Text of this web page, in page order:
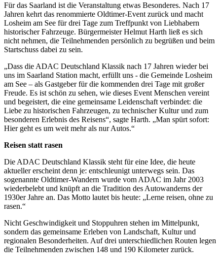
Für das Saarland ist die Veranstaltung etwas Besonderes. Nach 17
Jahren kehrt das renommierte Oldtimer-Event zurück und macht
Losheim am See für drei Tage zum Treffpunkt von Liebhabern
historischer Fahrzeuge. Bürgermeister Helmut Harth ließ es sich
nicht nehmen, die Teilnehmenden persönlich zu begrüßen und beim
Startschuss dabei zu sein.
„Dass die ADAC Deutschland Klassik nach 17 Jahren wieder bei
uns im Saarland Station macht, erfüllt uns - die Gemeinde Losheim
am See – als Gastgeber für die kommenden drei Tage mit großer
Freude. Es ist schön zu sehen, wie dieses Event Menschen vereint
und begeistert, die eine gemeinsame Leidenschaft verbindet: die
Liebe zu historischen Fahrzeugen, zu technischer Kultur und zum
besonderen Erlebnis des Reisens“, sagte Harth. „Man spürt sofort:
Hier geht es um weit mehr als nur Autos.“
Reisen statt rasen
Die ADAC Deutschland Klassik steht für eine Idee, die heute
aktueller erscheint denn je: entschleunigt unterwegs sein. Das
sogenannte Oldtimer-Wandern wurde vom ADAC im Jahr 2003
wiederbelebt und knüpft an die Tradition des Autowanderns der
1930er Jahre an. Das Motto lautet bis heute: „Lerne reisen, ohne zu
rasen.“
Nicht Geschwindigkeit und Stoppuhren stehen im Mittelpunkt,
sondern das gemeinsame Erleben von Landschaft, Kultur und
regionalen Besonderheiten. Auf drei unterschiedlichen Routen legen
die Teilnehmenden zwischen 148 und 190 Kilometer zurück.